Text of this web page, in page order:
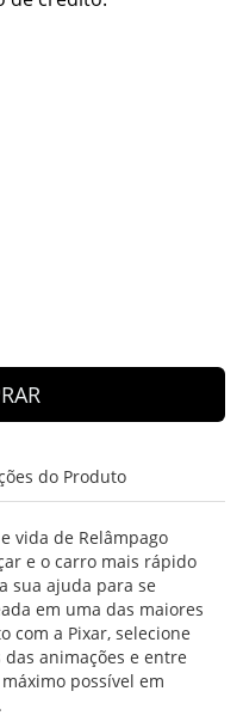
do Produto
vida de Relâmpago
e o carro mais rápido
sua ajuda para se
em uma das maiores
com a Pixar, selecione
animações e entre
possível em